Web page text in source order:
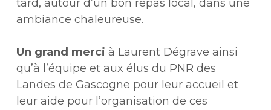
tard, autour d’un bon repas local, dans une
ambiance chaleureuse.
Un grand merci à Laurent Dégrave ainsi
qu’à l’équipe et aux élus du PNR des
Landes de Gascogne pour leur accueil et
leur aide pour l’organisation de ces